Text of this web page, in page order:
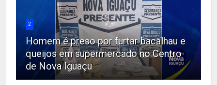
2
Homem é preso por furtar bacalhau e
queijos em supermercado no Centro
de Nova Iguaçu